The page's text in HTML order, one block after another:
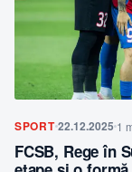
SPORT22.12.2025 1
FCSB, Rege în